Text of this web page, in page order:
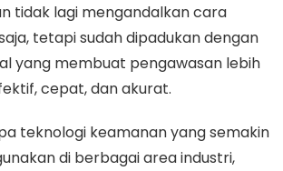
tidak lagi mengandalkan cara
tetapi sudah dipadukan dengan
yang membuat pengawasan lebih
cepat, dan akurat.
teknologi keamanan yang semakin
di berbagai area industri,